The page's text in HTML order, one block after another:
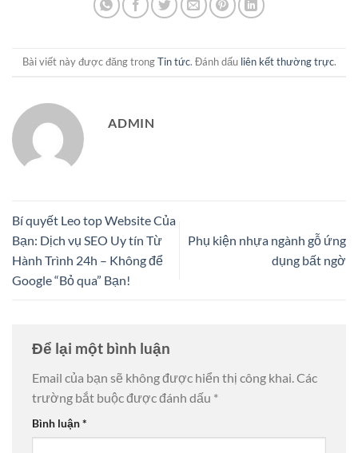
Bài viết này được đăng trongTin tức. Đánh dấu liên kết thường trực.
ADMIN
Bí quyết Leo top Website Của
Bạn: Dịch vụ SEO Uy tín Từ
Hành Trình 24h – Không để
Google “Bỏ qua” Bạn!
Phụ kiện nhựa ngành gỗ ứng
dụng bất ngờ
Để lại một bình luận
Email của bạn sẽ không được hiển thị công khai.Các
trường bắt buộc được đánh dấu *
Bình luận*